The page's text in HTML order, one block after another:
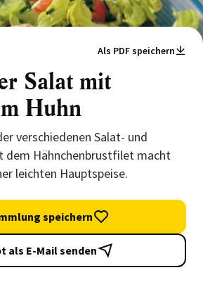
Als PDF speichern
Salat mit
Huhn
verschiedenen Salat- und
dem Hähnchenbrustfilet macht
leichten Hauptspeise.
speichern
als E-Mail senden